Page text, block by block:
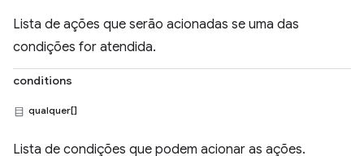
Lista de ações que serão acionadas se uma das
condições for atendida.
conditions
qualquer[]
Lista de condições que podem acionar as ações.